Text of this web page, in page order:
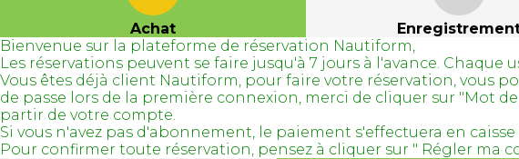
HORAIRES CENTRE AQUATIQUE
REGLEMENT INTERIEUR
TENUES AUTORISEES
AIDE
Achat
Bienvenue sur la plateforme de réservation Nautiform,
Les réservations peuvent se faire jusqu'à 7 jours à l'avance. Chaque
Vous êtes déjà client Nautiform, pour faire votre réservation, vous
de passe lors de la première connexion, merci de cliquer sur "Mot
partir de votre compte.
Si vous n'avez pas d'abonnement, le paiement s'effectuera en
Pour confirmer toute réservation, pensez à cliquer sur " Régler ma